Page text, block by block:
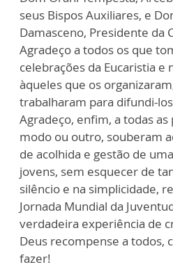
seus Bispos Auxiliares, e
Damasceno, Presidente da
Agradeço a todos os que
celebrações da Eucaristia e
àqueles que os
trabalharam para difundi-
Agradeço, enfim, a todas
modo ou outro, souberam
de acolhida e gestão de
jovens, sem esquecer de
silêncio e na simplicidade,
Jornada Mundial da
verdadeira experiência de
Deus recompense a todos,
fazer!